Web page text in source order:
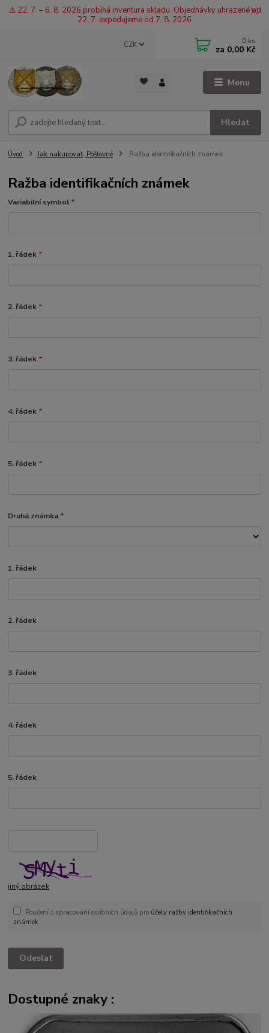
⚠️ 22. 7. – 6. 8. 2026 probíhá inventura skladu. Objednávky uhrazené od
22. 7. expedujeme od 7. 8. 2026
Menu
CZK
Hledat
0 ks
za 0,00 Kč
Úvod Jak nakupovat, Poštovné Ražba identifikačních známek
Ražba identifikačních známek
Variabilní symbol *
1. řádek *
2. řádek *
3. řádek *
4. řádek *
5. řádek *
Druhá známka *
1. řádek
2. řádek
3. řádek
4. řádek
5. řádek
jiný obrázek
Poučení o zpracování osobních údajů pro účely ražby identifikačních
známek
Dostupné znaky :